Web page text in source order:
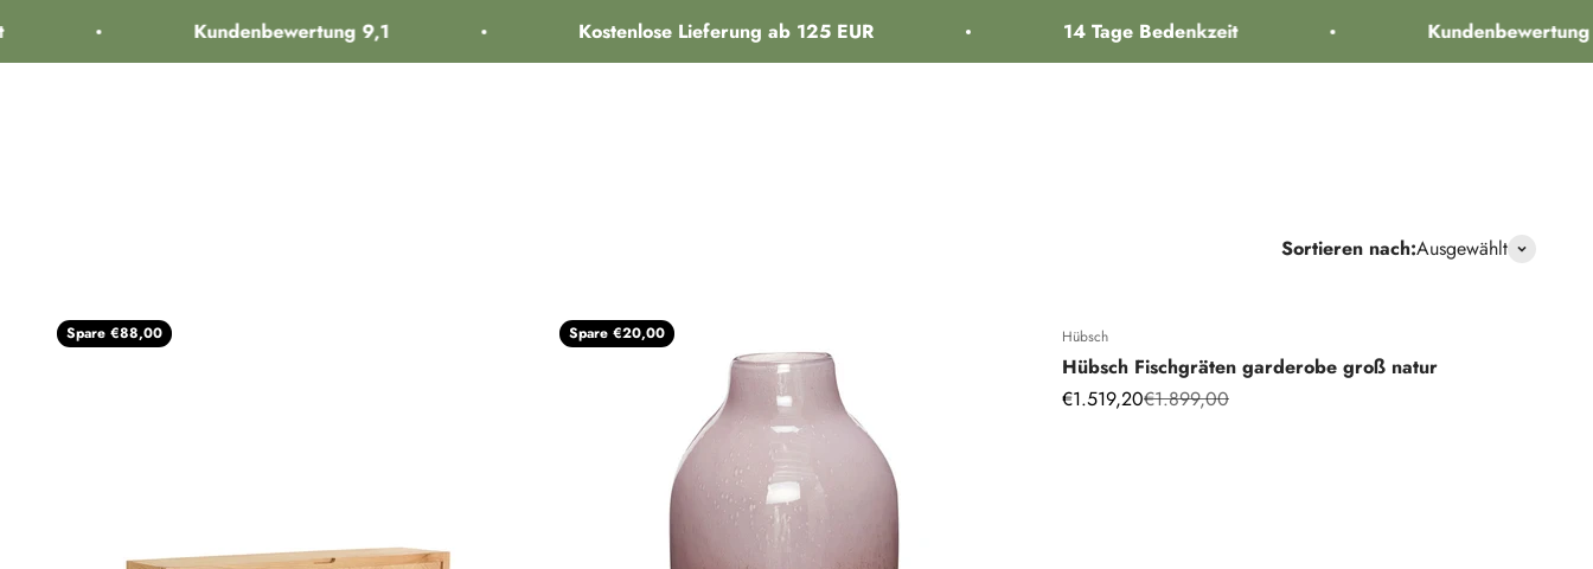
Kundenbewertung 9,1 Kostenlose Lieferung ab 125 EUR 14 Tage Bedenkzeit Kundenbewertung 9,1
Sortieren nach:Ausgewählt
Spare €88,00 Spare €20,00 Hübsch
Hübsch Fischgräten garderobe groß natur
Angebot
€1.519,20Regulärer Preis
€1.899,00